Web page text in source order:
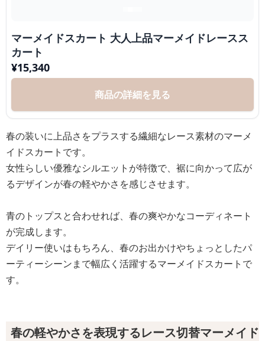
マーメイドスカート 大人上品マーメイドレースス
カート
¥15,340
商品の詳細を見る
春の装いに上品さをプラスする繊細なレース素材のマーメ
イドスカートです。
女性らしい優雅なシルエットが特徴で、裾に向かって広が
るデザインが春の軽やかさを感じさせます。
青のトップスと合わせれば、春の爽やかなコーディネート
が完成します。
デイリー使いはもちろん、春のお出かけやちょっとしたパ
ーティーシーンまで幅広く活躍するマーメイドスカートで
す。
春の軽やかさを表現するレース切替マーメイド